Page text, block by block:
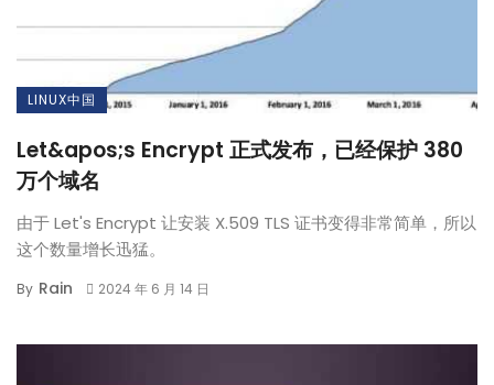
LINUX中国
Let&apos;s Encrypt 正式发布，已经保护 380
万个域名
由于 Let's Encrypt 让安装 X.509 TLS 证书变得非常简单，所以
这个数量增长迅猛。
By Rain 2024 年 6 月 14 日